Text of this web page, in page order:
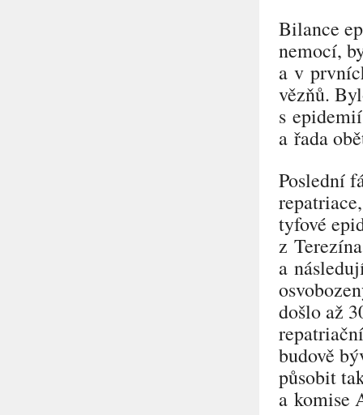
Bilance
nemocí,
a v
vězňů.
s
a řada
Poslední
tyfové
z
a
došlo až
budově
působit
a komise